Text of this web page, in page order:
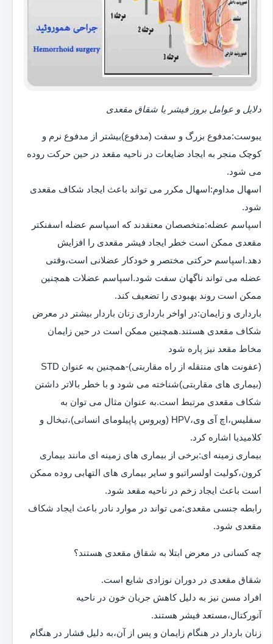
دلایل و عوامل بروز فیشر یا شقاق مقعدی
یبوست:مدفوع بزرگ و سفت (مدفوع)بیشتر از مدفوع نرم و
کوچک منجر به ایجاد ضایعات در ناحیه مقعد در حین حرکت روده
می شود.
اسهال مداوم:اسهال مکرر می تواند باعث ایجاد شکاف مقعدی
شود.
اسپاسم عضله:متخصصان معتقدند که اسپاسم عضله اسفنکتر
مقعدی ممکن است خطر ایجاد فیشر مقعدی را افزایش
دهد.اسپاسم حرکتی مختصر و خودکار عضلانی است،وقتی
عضله می تواند ناگهان سفت شود.اسپاسم عضلات همچنین
ممکن است روند بهبودی را تضعیف کند.
بارداری و زایمان:در اواخر بارداری زنان باردار بیشتر در معرض
شکاف مقعدی هستند.همچنین ممکن است در حین زایمان
مخاط مقعد نیز پاره شود
(عفونت های منتقله از راه مقاربتی)-همچنین به عنوان STD
(بیماری های مقاربتی)شناخته می شود و با خطر بالاتر داشتن
شکاف مقعدی مرتبط است.به عنوان مثال می توان به
سفلیس،اچ آی وی،HPV (ویروس پاپیلومای انسانی)،تبخال و
کلامیدیا اشاره کرد.
بیماری زمینه ای:برخی از بیماری های زمینه ای مانند بیماری
کرون،کولیت اولسراتیو و سایر بیماری های التهابی روده ممکن
است باعث ایجاد زخم در ناحیه مقعد شود.
رابطه جنسی مقعدی:می تواند در موارد نادر باعث ایجاد شکاف
مقعدی شود.
چه کسانی در معرض ابتلا به شقاق مقعدی هستند؟
شقاق مقعدی در دوران نوزادی شایع است.
افراد مسن نیز به دلیل کاهش جریان خون در ناحیه
آنورکتال،مستعد فیشر هستند.
زنان باردار در هنگام زایمان و پس از آن،به دلیل فشار در هنگام